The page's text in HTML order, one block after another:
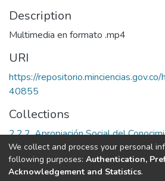
Description
Multimedia en formato .mp4
URI
https://
40855
Collections
2.2.2. Apropiación Social del
Full item page
We collect and process your personal
following purposes: Authentication,
Acknowledgement and Statistics.